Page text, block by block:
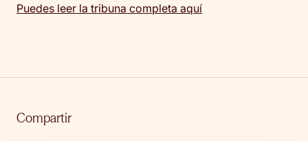
Puedes leer la tribuna completa aquí
Compartir